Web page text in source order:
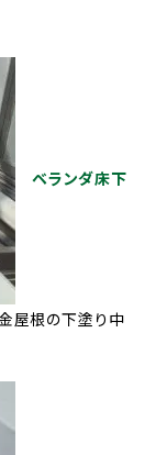
ベランダ床下
屋根の下塗り中